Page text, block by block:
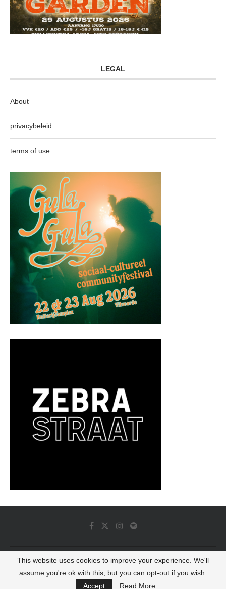
LEGAL
About
privacybeleid
terms of use
© 2022 - Luminous Dash All Rights Reserved
BACK TO TOP
This website uses cookies to improve your experience. We'll
assume you're ok with this, but you can opt-out if you wish.
Accept
Read More